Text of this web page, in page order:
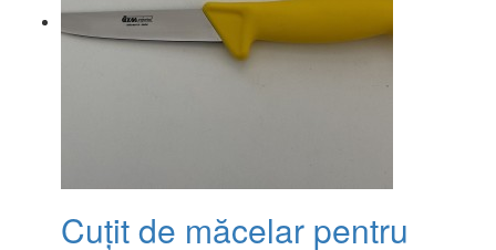
Cuțit de măcelar pentru